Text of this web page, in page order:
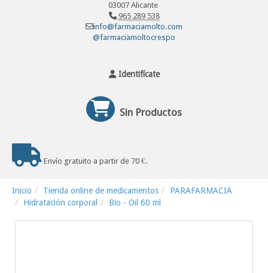
03007 Alicante
965 289 538
info@farmaciamolto.com
@farmaciamoltocrespo
Identifícate
Sin Productos
Envío gratuito a partir de 70 €.
Inicio Tienda online de medicamentos
PARAFARMACIA
Hidratación corporal
Bio - Oil 60 ml